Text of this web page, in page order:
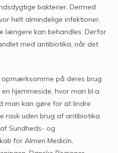
bakterier. Dermed
helt almindelige infektioner,
længere kan behandles. Derfor
med antibiotika, når det
på deres brug
hjemmeside, hvor man bl.a.
man kan gøre for at lindre
rask uden brug af antibiotika.
Sundheds- og
for Almen Medicin,